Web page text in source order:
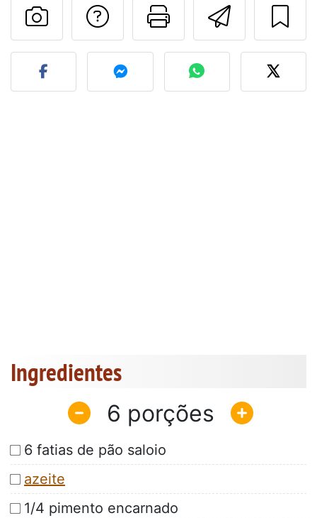
Imprima
Falar com o autor
Fez esta receita?
Ingredientes
6
6 fatias de pão saloio
azeite
1/4 pimento encarnado